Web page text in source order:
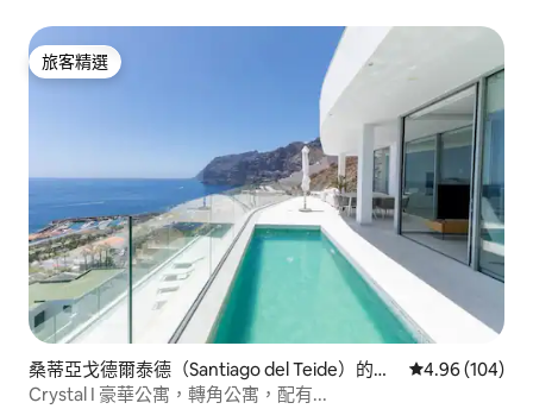
旅客精選
旅客精選
桑蒂亞戈德爾泰德（Santiago del Teide）的出
租房源
從 104 則評價
4.96 (104)
Crystal I 豪華公寓，轉角公寓，配有...